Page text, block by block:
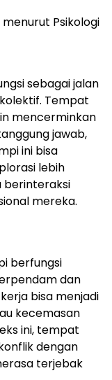
Psikologi
sebagai jalan
Tempat
mencerminkan
jawab,
ini bisa
lebih
berinteraksi
mereka.
berfungsi
dan
bisa menjadi
kecemasan
ini, tempat
dengan
terjebak